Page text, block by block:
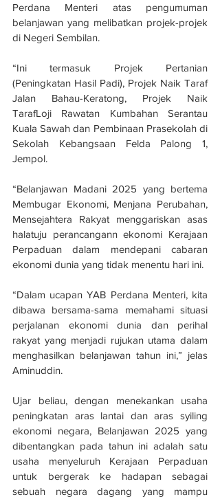
Perdana Menteri atas pengumuman
belanjawan yang melibatkan projek-projek
di Negeri Sembilan.
“Ini termasuk Projek Pertanian
(Peningkatan Hasil Padi), Projek Naik Taraf
Jalan Bahau-Keratong, Projek Naik
TarafLoji Rawatan Kumbahan Serantau
Kuala Sawah dan Pembinaan Prasekolah di
Sekolah Kebangsaan Felda Palong 1,
Jempol.
“Belanjawan Madani 2025 yang bertema
Membugar Ekonomi, Menjana Perubahan,
Mensejahtera Rakyat menggariskan asas
halatuju perancangann ekonomi Kerajaan
Perpaduan dalam mendepani cabaran
ekonomi dunia yang tidak menentu hari ini.
“Dalam ucapan YAB Perdana Menteri, kita
dibawa bersama-sama memahami situasi
perjalanan ekonomi dunia dan perihal
rakyat yang menjadi rujukan utama dalam
menghasilkan belanjawan tahun ini,” jelas
Aminuddin.
Ujar beliau, dengan menekankan usaha
peningkatan aras lantai dan aras syiling
ekonomi negara, Belanjawan 2025 yang
dibentangkan pada tahun ini adalah satu
usaha menyeluruh Kerajaan Perpaduan
untuk bergerak ke hadapan sebagai
sebuah negara dagang yang mampu